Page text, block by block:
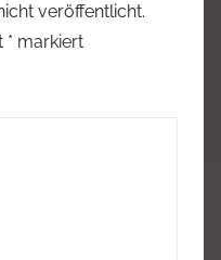
veröffentlicht.
* markiert